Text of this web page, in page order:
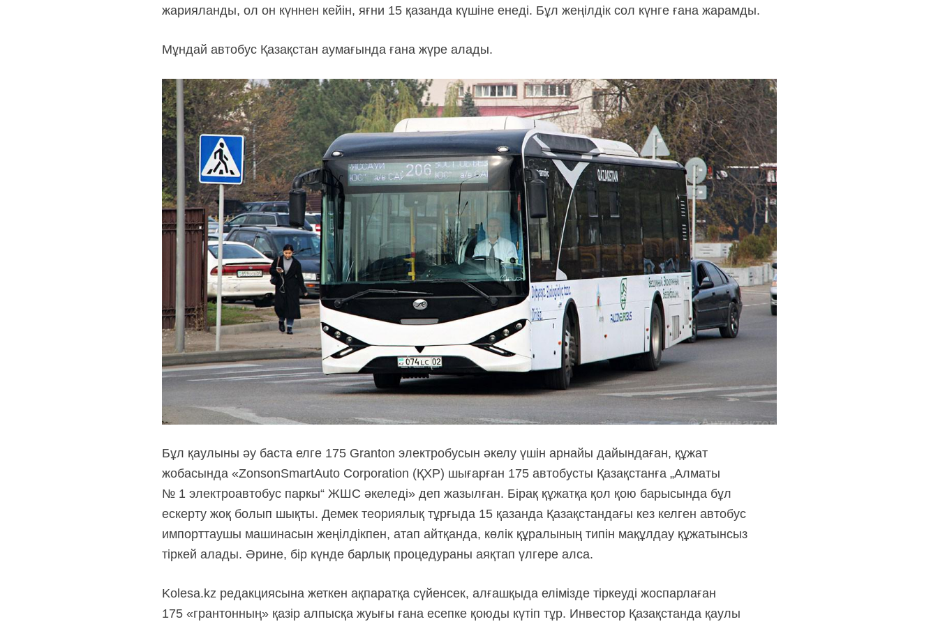
жарияланды, ол он күннен кейін, яғни 15 қазанда күшіне енеді. Бұл жеңілдік сол күнге ғана жарамды.
Мұндай автобус Қазақстан аумағында ғана жүре алады.
Бұл қаулыны әу баста елге 175 Granton электробусын әкелу үшін арнайы дайындаған, құжат
жобасында «ZonsonSmartAuto Corporation (ҚХР) шығарған 175 автобусты Қазақстанға „Алматы
№ 1 электроавтобус паркы“ ЖШС әкеледі» деп жазылған. Бірақ құжатқа қол қою барысында бұл
ескерту жоқ болып шықты. Демек теориялық тұрғыда 15 қазанда Қазақстандағы кез келген автобус
импорттаушы машинасын жеңілдікпен, атап айтқанда, көлік құралының типін мақұлдау құжатынсыз
тіркей алады. Әрине, бір күнде барлық процедураны аяқтап үлгере алса.
Kolesa.kz редакциясына жеткен ақпаратқа сүйенсек, алғашқыда елімізде тіркеуді жоспарлаған
175 «грантонның» қазір алпысқа жуығы ғана есепке қоюды күтіп тұр. Инвестор Қазақстанда қаулы